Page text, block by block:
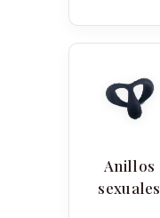
Anillos
sexuales